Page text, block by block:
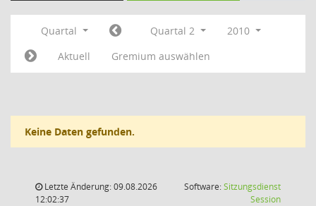
Quartal Quartal 2
2010
Aktuell
Gremium auswählen
Keine Daten gefunden.
Letzte Änderung: 09.08.2026
12:02:37
Software:Sitzungsdienst
Session(Wird in